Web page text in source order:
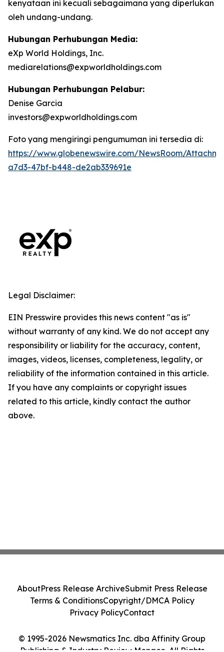
kenyataan ini kecuali sebagaimana yang diperlukan
oleh undang-undang.
Hubungan Perhubungan Media:
eXp World Holdings, Inc.
mediarelations@expworldholdings.com
Hubungan Perhubungan Pelabur:
Denise Garcia
investors@expworldholdings.com
Foto yang mengiringi pengumuman ini tersedia di:
https://www.globenewswire.com/NewsRoom/
a7d3-47bf-b448-de2ab339691e
Legal Disclaimer:
EIN Presswire provides this news content "as is"
without warranty of any kind. We do not accept any
responsibility or liability for the accuracy, content,
images, videos, licenses, completeness, legality, or
reliability of the information contained in this article.
If you have any complaints or copyright issues
related to this article, kindly contact the author
above.
© 1995-2026 Newsmatics Inc. dba Affinity Group
AboutPress Release ArchiveSubmit Press Release
Terms & ConditionsCopyright/DMCA Policy
Privacy PolicyContact